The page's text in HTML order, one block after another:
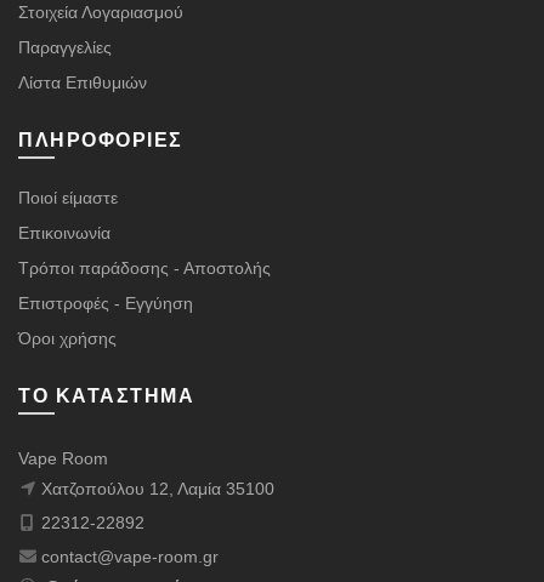
Στοιχεία Λογαριασμού
Παραγγελίες
Λίστα Επιθυμιών
ΠΛΗΡΟΦΟΡΊΕΣ
Ποιοί είμαστε
Επικοινωνία
Τρόποι παράδοσης - Αποστολής
Επιστροφές - Εγγύηση
Όροι χρήσης
ΤΟ ΚΑΤΆΣΤΗΜΑ
Vape Room
Χατζοπούλου 12, Λαμία 35100
22312-22892
contact@vape-room.gr